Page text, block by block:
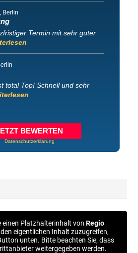
Berlin
Termin mit sehr guter
total Top! Schnell und sehr
BEWERTEN
Datenschutzerklärung
einen Platzhalterinhalt von Regio
eigentlichen Inhalt zuzugreifen,
unten. Bitte beachten Sie, dass
weitergegeben werden.